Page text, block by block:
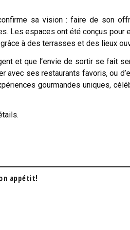
sa vision : faire de son
Les espaces ont été conçus pour
à des terrasses et des lieux
et que l’envie de sortir se fait
ses restaurants favoris, ou
gourmandes uniques,
appétit!